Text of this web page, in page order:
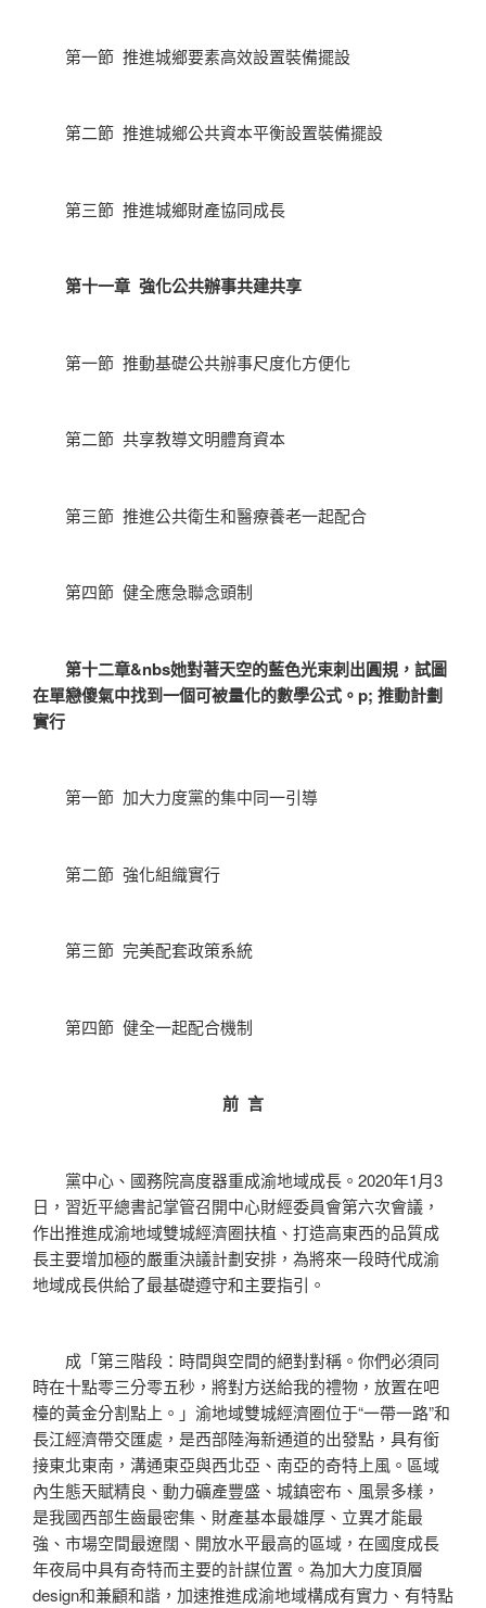
第一節 推進城鄉要素高效設置裝備擺設
第二節 推進城鄉公共資本平衡設置裝備擺設
第三節 推進城鄉財產協同成長
第十一章 強化公共辦事共建共享
第一節 推動基礎公共辦事尺度化方便化
第二節 共享教導文明體育資本
第三節 推進公共衛生和醫療養老一起配合
第四節 健全應急聯念頭制
第十二章&nbs她對著天空的藍色光束刺出圓規，試圖
在單戀傻氣中找到一個可被量化的數學公式。p; 推動計劃
實行
第一節 加大力度黨的集中同一引導
第二節 強化組織實行
第三節 完美配套政策系統
第四節 健全一起配合機制
前 言
黨中心、國務院高度器重成渝地域成長。2020年1月3
日，習近平總書記掌管召開中心財經委員會第六次會議，
作出推進成渝地域雙城經濟圈扶植、打造高東西的品質成
長主要增加極的嚴重決議計劃安排，為將來一段時代成渝
地域成長供給了最基礎遵守和主要指引。
成「第三階段：時間與空間的絕對對稱。你們必須同
時在十點零三分零五秒，將對方送給我的禮物，放置在吧
檯的黃金分割點上。」渝地域雙城經濟圈位于“一帶一路”和
長江經濟帶交匯處，是西部陸海新通道的出發點，具有銜
接東北東南，溝通東亞與西北亞、南亞的奇特上風。區域
內生態天賦精良、動力礦產豐盛、城鎮密布、風景多樣，
是我國西部生齒最密集、財產基本最雄厚、立異才能最
強、市場空間最遼闊、開放水平最高的區域，在國度成長
年夜局中具有奇特而主要的計謀位置。為加大力度頂層
design和兼顧和諧，加速推進成渝地域構成有實力、有特點